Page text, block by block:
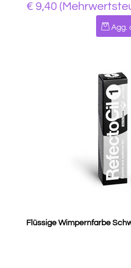
€ 9,40
Agg.
Flüssige Wimpernfarbe